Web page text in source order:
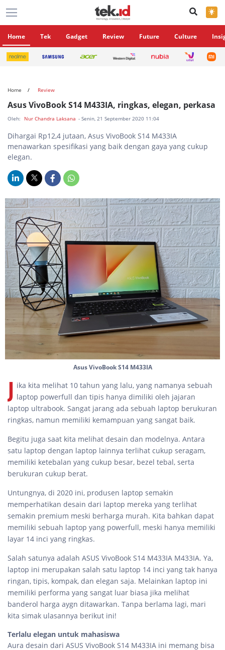
×
Home Tek Gadget Review Future Culture
Home Review
Asus VivoBook S14 M433IA, ringkas, elegan, perkasa
Oleh: Nur Chandra Laksana - Senin, 21 September 2020 11:04
Dihargai Rp12,4 jutaan, Asus VivoBook S14 M433IA
menawarkan spesifikasi yang baik dengan gaya yang cukup
elegan.
Asus VivoBook S14 M433IA
J ika kita melihat 10 tahun yang lalu, yang namanya sebuah
laptop powerfull dan tipis hanya dimiliki oleh jajaran
laptop ultrabook. Sangat jarang ada sebuah laptop berukuran
ringkas, namun memiliki kemampuan yang sangat baik.
Begitu juga saat kita melihat desain dan modelnya. Antara
satu laptop dengan laptop lainnya terlihat cukup seragam,
memiliki ketebalan yang cukup besar, bezel tebal, serta
berukuran cukup berat.
Untungnya, di 2020 ini, produsen laptop semakin
memperhatikan desain dari laptop mereka yang terlihat
semakin premium meski berharga murah. Kita bahkan dapat
memiliki sebuah laptop yang powerfull, meski hanya memiliki
layar 14 inci yang ringkas.
Salah satunya adalah ASUS VivoBook S14 M433IA M433IA. Ya,
laptop ini merupakan salah satu laptop 14 inci yang tak hanya
ringan, tipis, kompak, dan elegan saja. Melainkan laptop ini
memiliki performa yang sangat luar biasa jika melihat
banderol harga aygn ditawarkan. Tanpa berlama lagi, mari
kita simak ulasannya berikut ini!
Terlalu elegan untuk mahasiswa
Aura desain dari ASUS VivoBook S14 M433IA ini memang bisa